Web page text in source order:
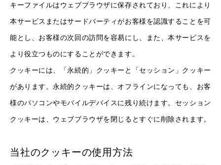
キーファイルはウェブブラウザに保存されており、これにより
本サービスまたはサードパーティがお客様を認識することを可
能とし、お客様の次回の訪問を容易にし、また、本サービスを
より役立つものにすることができます。
クッキーには、「永続的」クッキーと「セッション」クッキー
があります。永続的クッキーは、オフラインになっても、お客
様のパソコンやモバイルデバイスに残り続けます。セッション
クッキーは、ウェブブラウザを閉じるとすぐに削除されます。
当社のクッキーの使用方法